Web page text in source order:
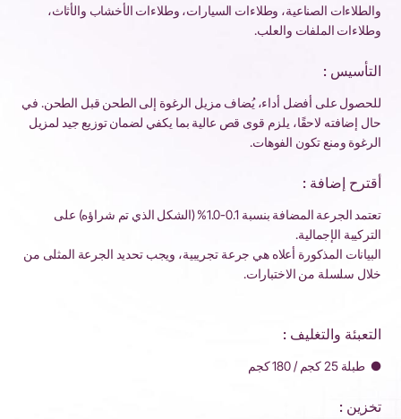
والطلاءات الصناعية، وطلاءات السيارات، وطلاءات الأخشاب والأثاث،
وطلاءات الملفات والعلب.
التأسيس :
للحصول على أفضل أداء، يُضاف مزيل الرغوة إلى الطحن قبل الطحن. في
حال إضافته لاحقًا، يلزم قوى قص عالية بما يكفي لضمان توزيع جيد لمزيل
الرغوة ومنع تكون الفوهات.
أقترح إضافة :
تعتمد الجرعة المضافة بنسبة 0.1-1.0% (الشكل الذي تم شراؤه) على
التركيبة الإجمالية.
البيانات المذكورة أعلاه هي جرعة تجريبية، ويجب تحديد الجرعة المثلى من
خلال سلسلة من الاختبارات.
التعبئة والتغليف :
● طبلة 25 كجم / 180 كجم
تخزين :